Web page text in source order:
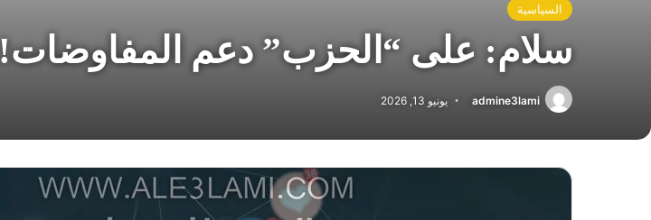
السياسية
سلام: على “الحزب” دعم المفاوضات!
admine3lami يونيو 13, 2026